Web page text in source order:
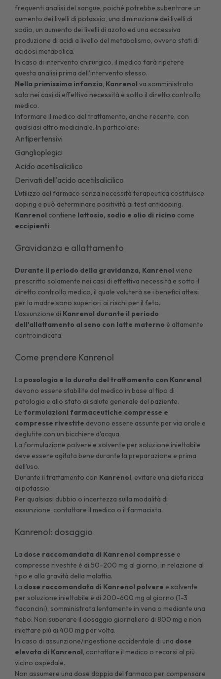
frequenti analisi del sangue, poiché potrebbe subentrare un
aumento dei livelli di potassio, una diminuzione dei livelli di
sodio, un aumento dei livelli di azoto ed una eccessiva
produzione di acidi a livello del metabolismo, ovvero stati di
acidosi metabolica.
In caso di intervento chirurgico, il medico farà ripetere
questa analisi prima dell'intervento stesso.
Nella primissima infanzia, Kanrenol va somministrato
solo nei casi di effettiva necessità e sotto il diretto controllo
medico.
Informare il medico del trattamento, anche recente, con
qualsiasi altro medicinale. In particolare:
Antipertensivi
Ganglioplegici
Acido acetilsalicilico
Derivati dell'acido acetilsalicilico
L’utilizzo del farmaco senza necessità terapeutica costituisce
doping e può determinare positività ai test antidoping.
Kanrenol contiene lattosio, sodio e olio di ricino come
eccipienti.
Gravidanza e allattamento
Durante il periodo della gravidanza, Kanrenol viene
prescritto solamente nei casi di effettiva necessità e sotto il
diretto controllo medico, il quale valuterà se i benefici attesi
per la madre sono superiori ai rischi per il feto.
L’assunzione di Kanrenol durante il periodo
dell'allattamento al seno con latte materno è altamente
controindicata.
Come prendere Kanrenol
La posologia e la durata del trattamento con Kanrenol
devono essere stabilite dal medico in base al tipo di
patologia e allo stato di salute generale del paziente.
Leformulazioni farmaceutiche compresse e
compresse rivestite devono essere assunte per via orale e
deglutite con un bicchiere d'acqua.
La formulazione polvere e solvente per soluzione iniettabile
deve essere agitata bene durante la preparazione e prima
dell’uso.
Durante il trattamento con Kanrenol, evitare una dieta ricca
di potassio.
Per qualsiasi dubbio o incertezza sulla modalità di
assunzione, contattare il medico o il farmacista.
Kanrenol: dosaggio
La dose raccomandata di Kanrenol compresse e
compresse rivestite è di 50-200 mg al giorno, in relazione al
tipo e alla gravità della malattia.
La dose raccomandata di Kanrenol polvere e solvente
per soluzione iniettabile è di 200-600 mg al giorno (1-3
flaconcini), somministrata lentamente in vena o mediante una
flebo. Non superare il dosaggio giornaliero di 800 mg e non
iniettare più di 400 mg per volta.
In caso di assunzione/ingestione accidentale di una dose
elevata di Kanrenol, contattare il medico o recarsi al più
vicino ospedale.
Non assumere una dose doppia del farmaco per compensare